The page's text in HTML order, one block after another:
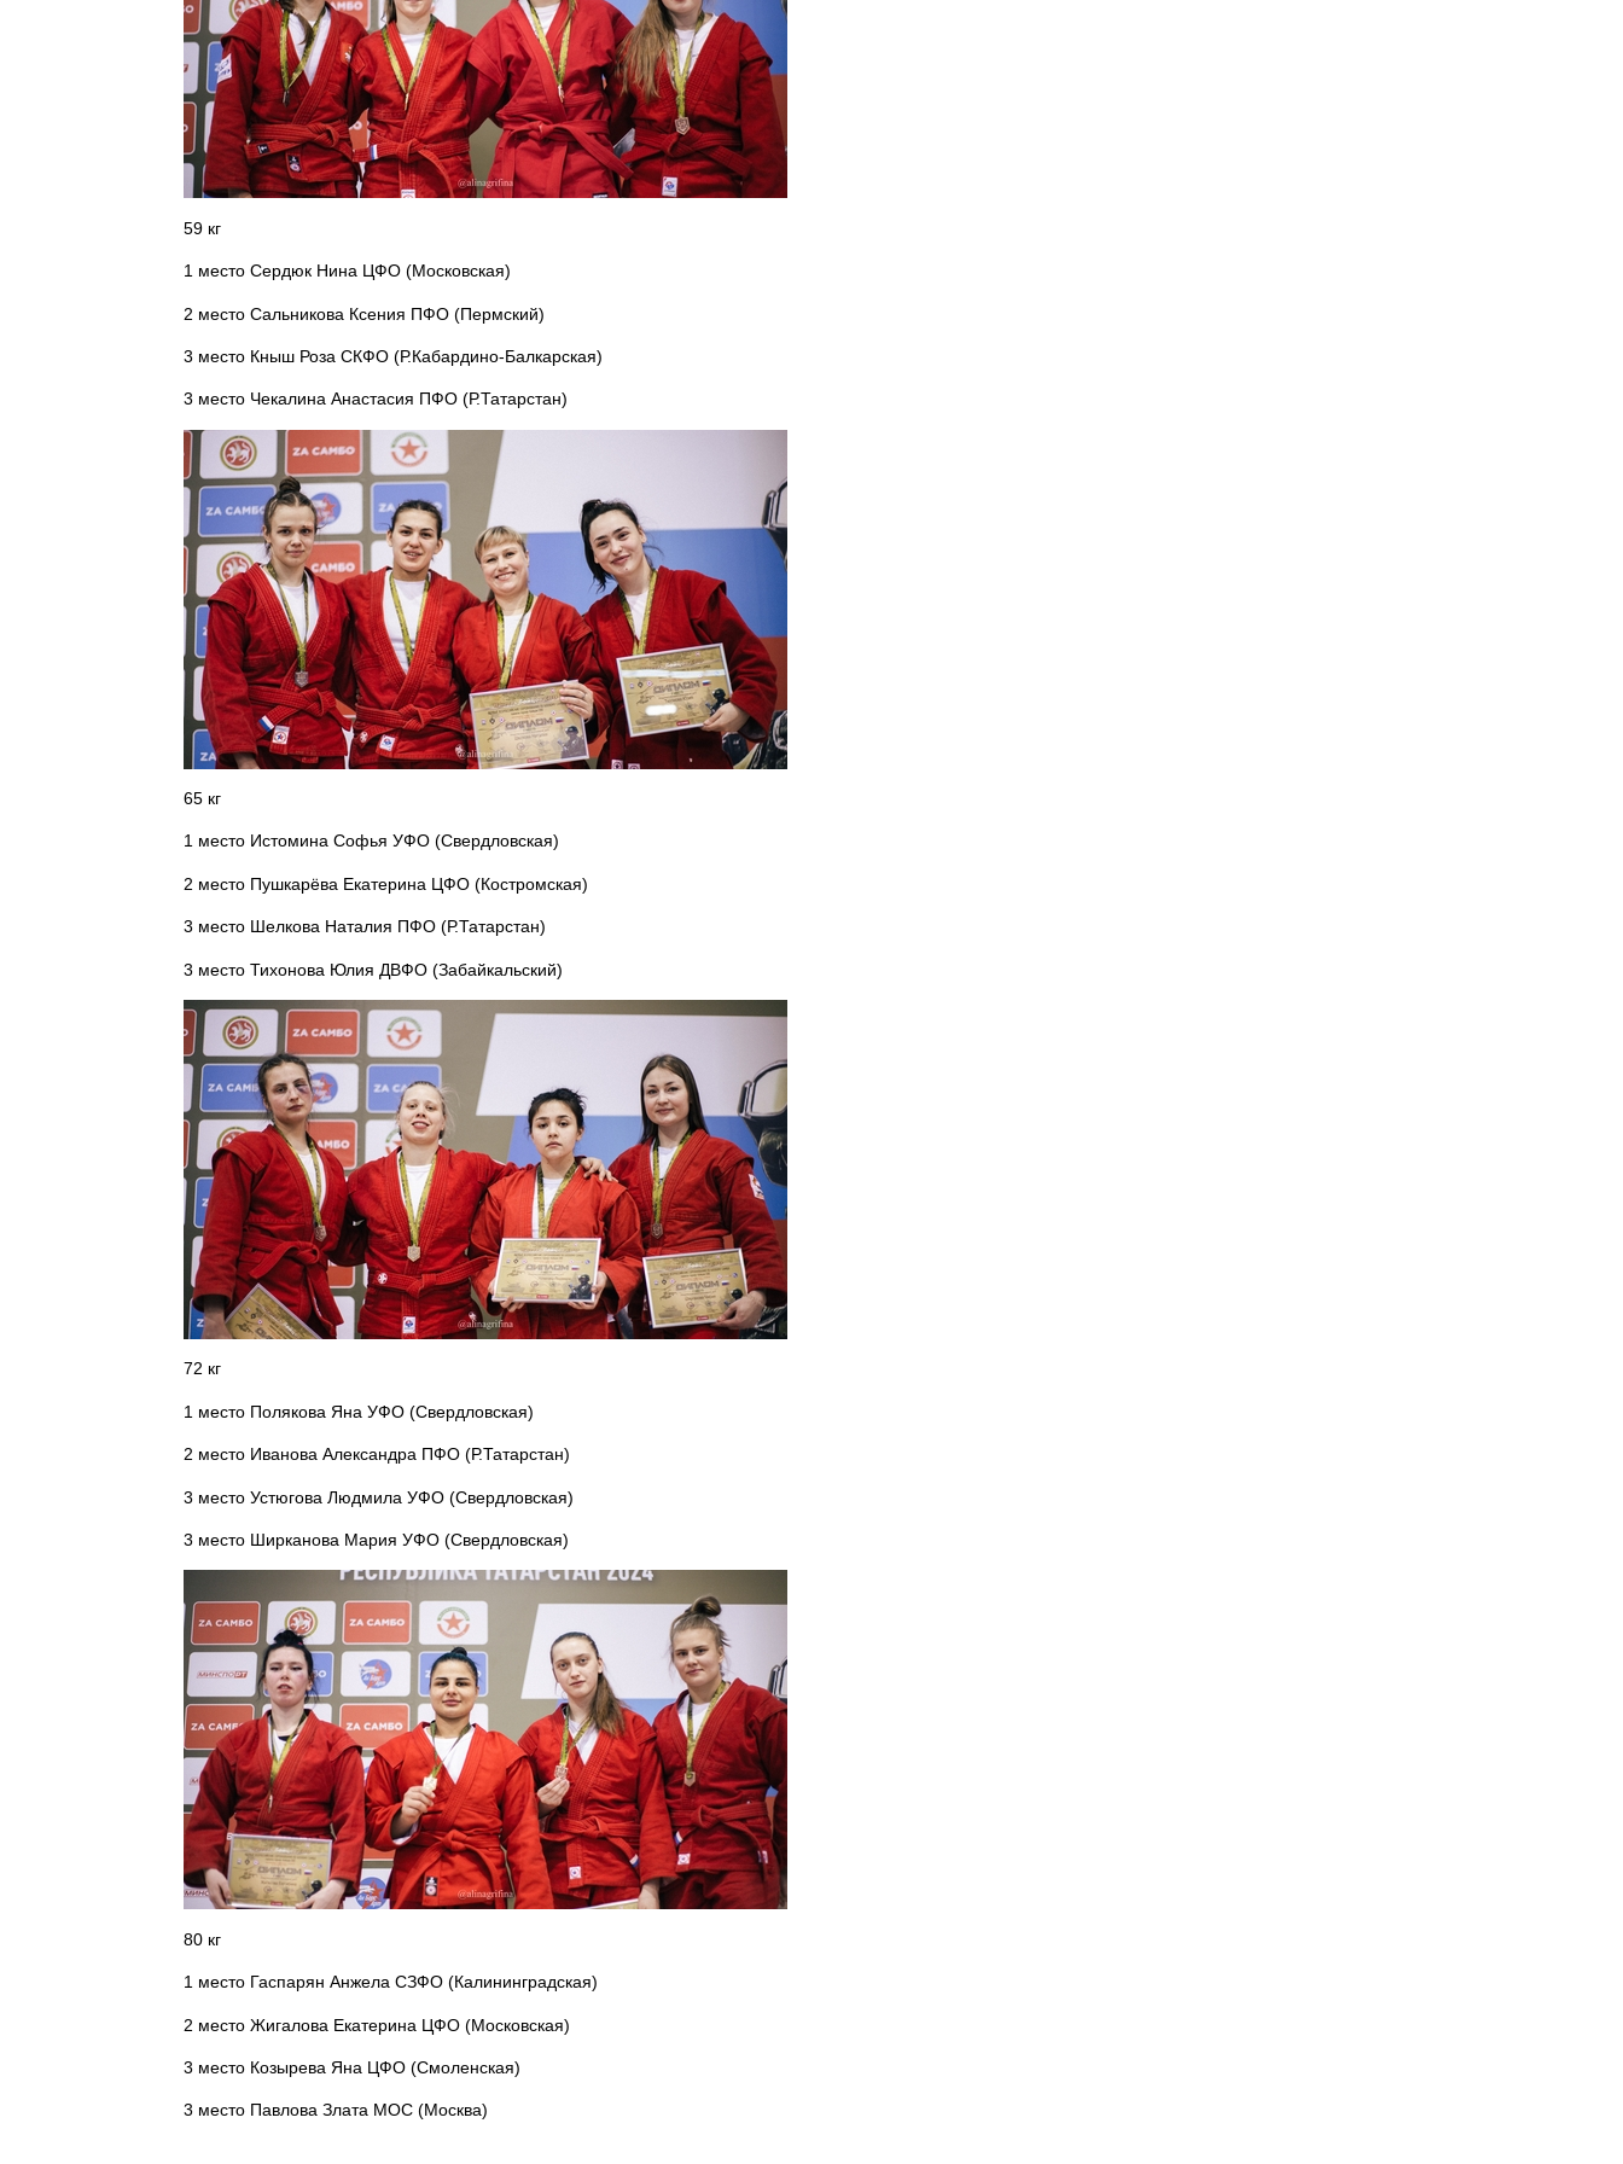
59 кг
1 место Сердюк Нина ЦФО (Московская)
2 место Сальникова Ксения ПФО (Пермский)
3 место Кныш Роза СКФО (Р.Кабардино-Балкарская)
3 место Чекалина Анастасия ПФО (Р.Татарстан)
65 кг
1 место Истомина Софья УФО (Свердловская)
2 место Пушкарёва Екатерина ЦФО (Костромская)
3 место Шелкова Наталия ПФО (Р.Татарстан)
3 место Тихонова Юлия ДВФО (Забайкальский)
72 кг
1 место Полякова Яна УФО (Свердловская)
2 место Иванова Александра ПФО (Р.Татарстан)
3 место Устюгова Людмила УФО (Свердловская)
3 место Ширканова Мария УФО (Свердловская)
80 кг
1 место Гаспарян Анжела СЗФО (Калининградская)
2 место Жигалова Екатерина ЦФО (Московская)
3 место Козырева Яна ЦФО (Смоленская)
3 место Павлова Злата МОС (Москва)